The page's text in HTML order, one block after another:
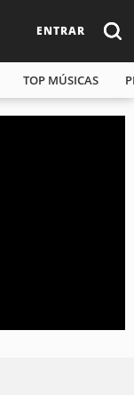
ENTRAR
TOP MÚSICAS